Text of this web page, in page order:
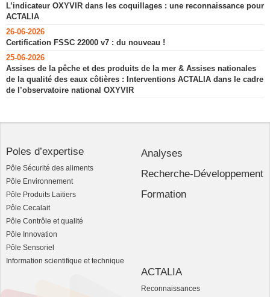
L’indicateur OXYVIR dans les coquillages : une reconnaissance pour
ACTALIA
26-06-2026
Certification FSSC 22000 v7 : du nouveau !
25-06-2026
Assises de la pêche et des produits de la mer & Assises nationales
de la qualité des eaux côtières : Interventions ACTALIA dans le cadre
de l’observatoire national OXYVIR
Poles d’expertise
Pôle Sécurité des aliments
Pôle Environnement
Pôle Produits Laitiers
Pôle Cecalait
Pôle Contrôle et qualité
Pôle Innovation
Pôle Sensoriel
Information scientifique et technique
Analyses
Recherche-Développement
Formation
ACTALIA
Reconnaissances